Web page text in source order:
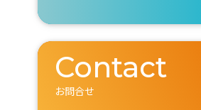
Contact
お問合せ